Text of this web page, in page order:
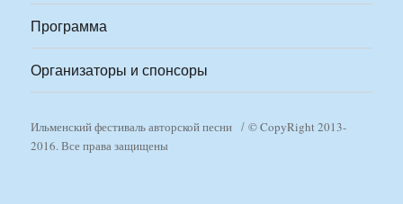
Программа
Организаторы и спонсоры
Ильменский фестиваль авторской песни
© CopyRight 2013-
2016. Все права защищены